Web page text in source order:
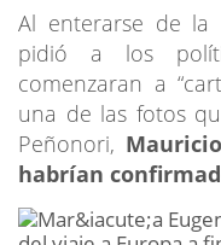
Al enterarse de la
pidió a los
comenzaran a
una de las fotos
Peñonori,
habrían